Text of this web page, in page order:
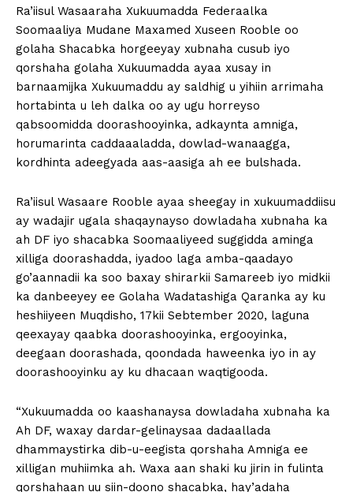
Ra’iisul Wasaaraha Xukuumadda Federaalka
Soomaaliya Mudane Maxamed Xuseen Rooble oo
golaha Shacabka horgeeyay xubnaha cusub iyo
qorshaha golaha Xukuumadda ayaa xusay in
barnaamijka Xukuumaddu ay saldhig u yihiin arrimaha
hortabinta u leh dalka oo ay ugu horreyso
qabsoomidda doorashooyinka, adkaynta amniga,
horumarinta caddaaaladda, dowlad-wanaagga,
kordhinta adeegyada aas-aasiga ah ee bulshada.
Ra’iisul Wasaare Rooble ayaa sheegay in xukuumaddiisu
ay wadajir ugala shaqaynayso dowladaha xubnaha ka
ah DF iyo shacabka Soomaaliyeed suggidda aminga
xilliga doorashadda, iyadoo laga amba-qaadayo
go’aannadii ka soo baxay shirarkii Samareeb iyo midkii
ka danbeeyey ee Golaha Wadatashiga Qaranka ay ku
heshiiyeen Muqdisho, 17kii Sebtember 2020, laguna
qeexayay qaabka doorashooyinka, ergooyinka,
deegaan doorashada, qoondada haweenka iyo in ay
doorashooyinku ay ku dhacaan waqtigooda.
“Xukuumadda oo kaashanaysa dowladaha xubnaha ka
Ah DF, waxay dardar-gelinaysaa dadaallada
dhammaystirka dib-u-eegista qorshaha Amniga ee
xilligan muhiimka ah. Waxa aan shaki ku jirin in fulinta
qorshahaan uu siin-doono shacabka, hay’adaha